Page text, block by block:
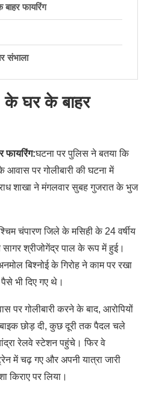
फायरिंग
संभाला
घर के बाहर
घटना पर पुलिस ने बतया कि
आवास पर गोलीबारी की घटना में
शाखा ने मंगलवार सुबह गुजरात के भुज
चंपारण जिले के मसिही के 24 वर्षीय
सागर श्रीजोगेंद्र पाल के रूप में हुई।
बिश्नोई के गिरोह ने काम पर रखा
भी दिए गए थे।
पर गोलीबारी करने के बाद, आरोपियों
छोड़ दी, कुछ दूरी तक पैदल चले
रेलवे स्टेशन पहुंचे। फिर वे
में चढ़ गए और अपनी यात्रा जारी
किराए पर लिया।